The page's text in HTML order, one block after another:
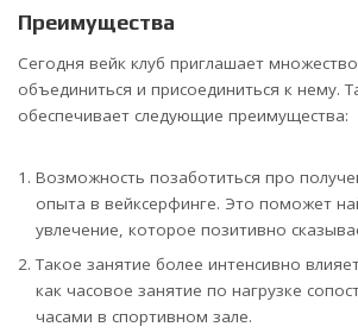
Преимущества
Сегодня вейк клуб приглашает
объединиться и присоединиться к нему.
обеспечивает следующие преимущества:
Возможность позаботиться про
опыта в вейксерфинге. Это поможет
увлечение, которое позитивно
Такое занятие более интенсивно
как часовое занятие по нагрузке
часами в спортивном зале.